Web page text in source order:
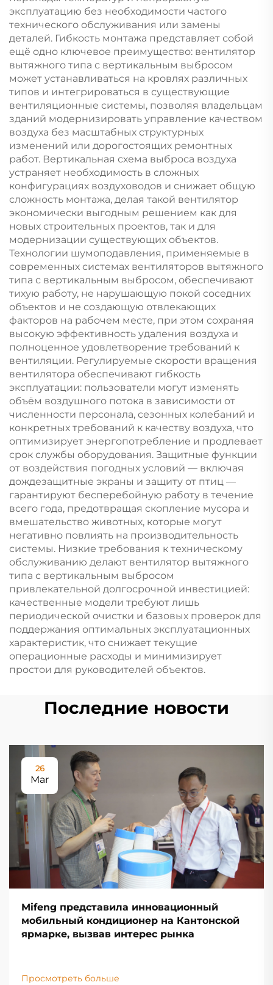
эксплуатацию без необходимости частого
технического обслуживания или замены
деталей. Гибкость монтажа представляет собой
ещё одно ключевое преимущество: вентилятор
вытяжного типа с вертикальным выбросом
может устанавливаться на кровлях различных
типов и интегрироваться в существующие
вентиляционные системы, позволяя владельцам
зданий модернизировать управление качеством
воздуха без масштабных структурных
изменений или дорогостоящих ремонтных
работ. Вертикальная схема выброса воздуха
устраняет необходимость в сложных
конфигурациях воздуховодов и снижает общую
сложность монтажа, делая такой вентилятор
экономически выгодным решением как для
новых строительных проектов, так и для
модернизации существующих объектов.
Технологии шумоподавления, применяемые в
современных системах вентиляторов вытяжного
типа с вертикальным выбросом, обеспечивают
тихую работу, не нарушающую покой соседних
объектов и не создающую отвлекающих
факторов на рабочем месте, при этом сохраняя
высокую эффективность удаления воздуха и
полноценное удовлетворение требований к
вентиляции. Регулируемые скорости вращения
вентилятора обеспечивают гибкость
эксплуатации: пользователи могут изменять
объём воздушного потока в зависимости от
численности персонала, сезонных колебаний и
конкретных требований к качеству воздуха, что
оптимизирует энергопотребление и продлевает
срок службы оборудования. Защитные функции
от воздействия погодных условий — включая
дождезащитные экраны и защиту от птиц —
гарантируют бесперебойную работу в течение
всего года, предотвращая скопление мусора и
вмешательство животных, которые могут
негативно повлиять на производительность
системы. Низкие требования к техническому
обслуживанию делают вентилятор вытяжного
типа с вертикальным выбросом
привлекательной долгосрочной инвестицией:
качественные модели требуют лишь
периодической очистки и базовых проверок для
поддержания оптимальных эксплуатационных
характеристик, что снижает текущие
операционные расходы и минимизирует
простои для руководителей объектов.
Последние новости
26
Mar
Mifeng представила инновационный
мобильный кондиционер на Кантонской
ярмарке, вызвав интерес рынка
Просмотреть больше